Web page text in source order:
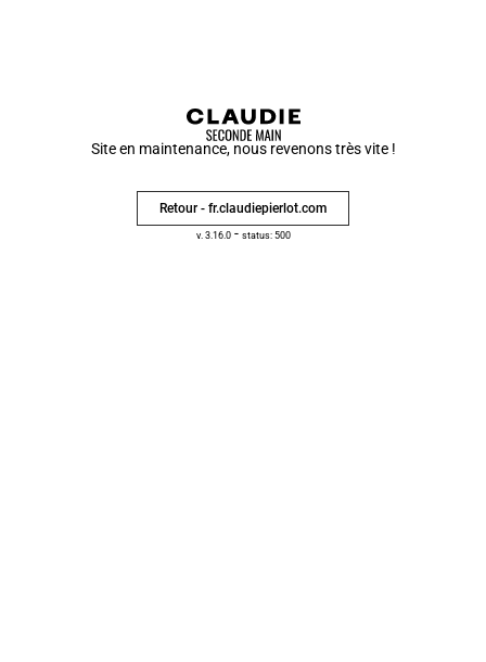
Site en maintenance, nous revenons très vite !
Retour - fr.claudiepierlot.com
v. 3.16.0- status: 500